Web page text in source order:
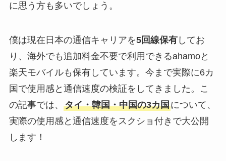
に思う方も多いでしょう。
僕は現在日本の通信キャリアを5回線保有してお
り、海外でも追加料金不要で利用できるahamoと
楽天モバイルも保有しています。今まで実際に6カ
国で使用感と通信速度の検証をしてきました。こ
の記事では、 タイ・韓国・中国の3カ国について、
実際の使用感と通信速度をスクショ付きで大公開
します！